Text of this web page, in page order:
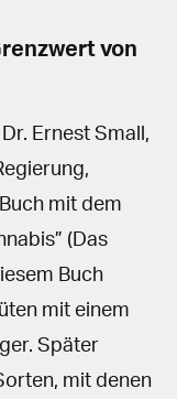
von
Ernest Small,
mit dem
(Das
Buch
mit einem
Später
mit denen